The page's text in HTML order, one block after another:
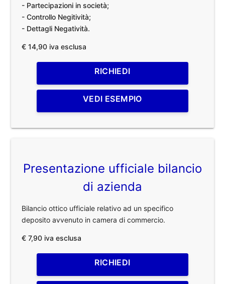
- Partecipazioni in società;
- Controllo Negitività;
- Dettagli Negatività.
€ 14,90 iva esclusa
RICHIEDI
VEDI ESEMPIO
Presentazione ufficiale bilancio
di azienda
Bilancio ottico ufficiale relativo ad un specifico
deposito avvenuto in camera di commercio.
€ 7,90 iva esclusa
RICHIEDI